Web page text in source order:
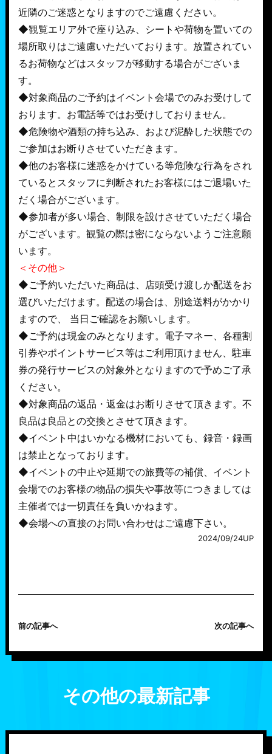
近隣のご迷惑となりますのでご遠慮ください。
◆観覧エリア外で座り込み、シートや荷物を置いての
場所取りはご遠慮いただいております。放置されてい
るお荷物などはスタッフが移動する場合がございま
す。
◆対象商品のご予約はイベント会場でのみお受けして
おります。お電話等ではお受けしておりません。
◆危険物や酒類の持ち込み、および泥酔した状態での
ご参加はお断りさせていただきます。
◆他のお客様に迷惑をかけている等危険な行為をされ
ているとスタッフに判断されたお客様にはご退場いた
だく場合がございます。
◆参加者が多い場合、制限を設けさせていただく場合
がございます。観覧の際は密にならないようご注意願
います。
＜その他＞
◆ご予約いただいた商品は、店頭受け渡しか配送をお
選びいただけます。配送の場合は、別途送料がかかり
ますので、 当日ご確認をお願いします。
◆ご予約は現金のみとなります。電子マネー、各種割
引券やポイントサービス等はご利用頂けません、駐車
券の発行サービスの対象外となりますので予めご了承
ください。
◆対象商品の返品・返金はお断りさせて頂きます。不
良品は良品との交換とさせて頂きます。
◆イベント中はいかなる機材においても、録音・録画
は禁止となっております。
◆イベントの中止や延期での旅費等の補償、イベント
会場でのお客様の物品の損失や事故等につきましては
主催者では一切責任を負いかねます。
◆会場への直接のお問い合わせはご遠慮下さい。
2024/09/24UP
前の記事へ 次の記事へ
その他の最新記事